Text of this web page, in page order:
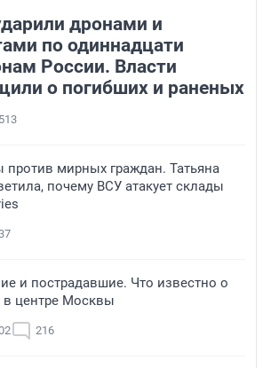
дронами и
по одиннадцати
России. Власти
о погибших и раненых
против мирных граждан. Татьяна
почему ВСУ атакует склады
и пострадавшие. Что известно о
в центре Москвы
216